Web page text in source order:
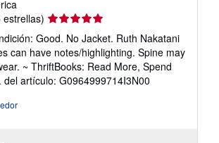
Calificación
del
vendedor:
5
de
5
Good. No Jacket. Ruth Nakatani
can have notes/highlighting. Spine may
~ ThriftBooks: Read More, Spend
del artículo: G0964999714I3N00